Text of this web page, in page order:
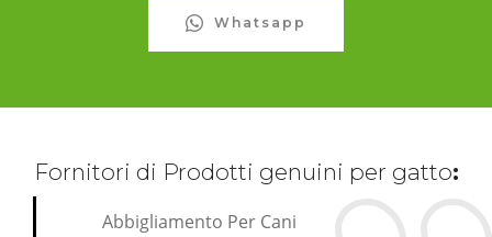
Whatsapp
Fornitori di Prodotti genuini per gatto:
Abbigliamento Per Cani